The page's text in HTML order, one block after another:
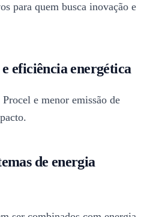
para quem busca inovação e
eficiência energética
e menor emissão de
de energia